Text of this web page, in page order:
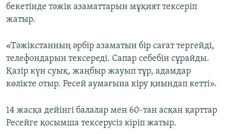
бекетінде тәжік азаматтарын мұқият тексеріп
жатыр.
«Тәжікстанның әрбір азаматын бір сағат тергейді,
телефондарын тексереді. Сапар себебін сұрайды.
Қазір күн суық, жаңбыр жауып тұр, адамдар
көлікте отыр. Ресей аумағына кіру қиындап кетті».
14 жасқа дейінгі балалар мен 60-тан асқан қарттар
Ресейге қосымша тексерусіз кіріп жатыр.